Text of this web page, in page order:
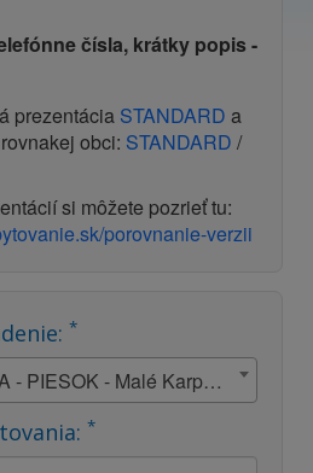
čísla, krátky popis -
prezentácia STANDARD a
obci: STANDARD /
si môžete pozrieť tu:
porovnanie-verzii
*
CHATA UK MODRA - PIESOK - Malé Karpaty - Modra
*